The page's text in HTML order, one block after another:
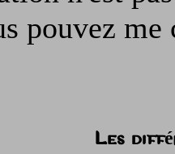
pouvez
Les